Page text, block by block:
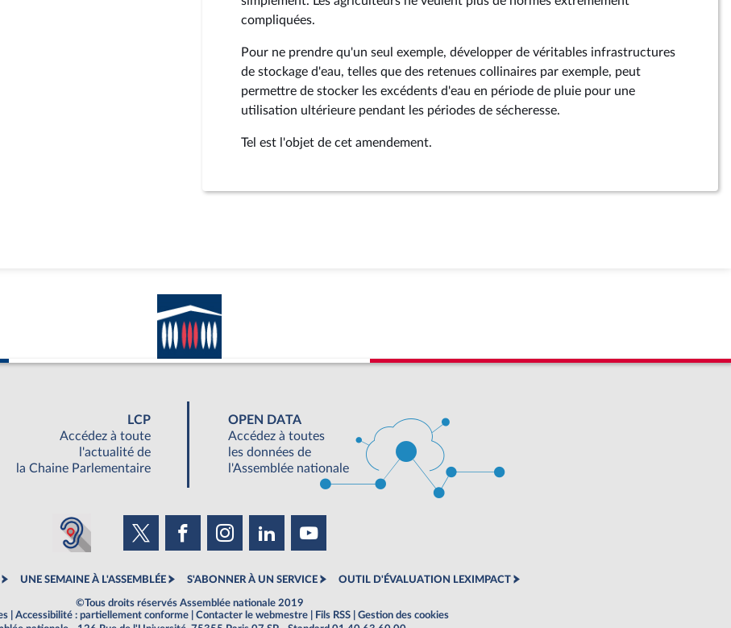
compliquées.
Pour ne prendre qu'un seul exemple, développer de véritables infrastructures
de stockage d'eau, telles que des retenues collinaires par exemple, peut
permettre de stocker les excédents d'eau en période de pluie pour une
utilisation ultérieure pendant les périodes de sécheresse.
Tel est l'objet de cet amendement.
LCP
Accédez à toute
l'actualité de
la Chaine Parlementaire
OPEN DATA
Accédez à toutes
les données de
l'Assemblée nationale
UNE SEMAINE À L'ASSEMBLÉE S'ABONNER À UN SERVICE OUTIL D'ÉVALUATION LEXIMPACT
©Tous droits réservés Assemblée nationale 2019
Accessibilité : partiellement conforme Contacter le webmestre Fils RSS
Gestion des cookies